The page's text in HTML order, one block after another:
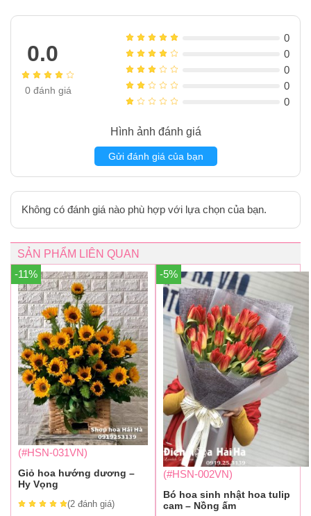
0.0
0đánh giá
0
0
0
0
0
Hình ảnh đánh giá
Gửi đánh giá của bạn
Không có đánh giá nào phù hợp với lựa chọn của bạn.
SẢN PHẨM LIÊN QUAN
-11%
(#HSN-031VN)
Giỏ hoa hướng dương –
Hy Vọng
(2 đánh giá)
-5%
(#HSN-002VN)
Bó hoa sinh nhật hoa tulip
cam – Nồng ấm